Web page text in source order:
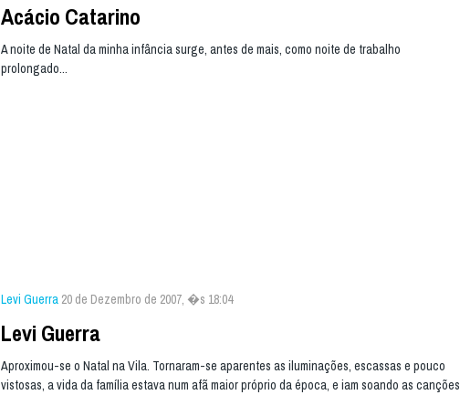
Acácio Catarino
A noite de Natal da minha infância surge, antes de mais, como noite de trabalho
prolongado...
Levi Guerra 20 de Dezembro de 2007, �s 18:04
Levi Guerra
Aproximou-se o Natal na Vila. Tornaram-se aparentes as iluminações, escassas e pouco
vistosas, a vida da família estava num afã maior próprio da época, e iam soando as canções